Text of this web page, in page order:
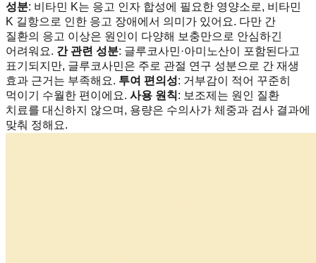
성분: 비타민 K는 응고 인자 합성에 필요한 영양소로, 비타민
K 길항으로 인한 응고 장애에서 의미가 있어요. 다만 간
질환의 응고 이상은 원인이 다양해 보충만으로 안심하긴
어려워요. 간 관련 성분: 글루코사민·아미노산이 포함된다고
표기되지만, 글루코사민은 주로 관절 연구 성분으로 간 재생
효과 근거는 부족해요. 투여 편의성: 거부감이 적어 꾸준히
먹이기 수월한 편이에요. 사용 원칙: 보조제는 원인 질환
치료를 대신하지 않으며, 용량은 수의사가 체중과 검사 결과에
맞춰 정해요.